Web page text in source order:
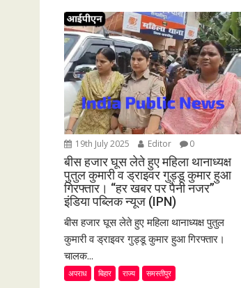
i
g
a
t
o
n
19th July 2025 Editor 0
बीस हजार घूस लेते हुए महिला थानाध्यक्ष
पुतुल कुमारी व ड्राइवर गुड्डू कुमार हुआ
गिरफ्तार। “हर खबर पर पैनी नजर”
इंडिया पब्लिक न्यूज (IPN)
बीस हजार घूस लेते हुए महिला थानाध्यक्ष पुतुल
कुमारी व ड्राइवर गुड्डू कुमार हुआ गिरफ्तार।
चालक...
अपराध बिहार राज्य समस्तीपुर